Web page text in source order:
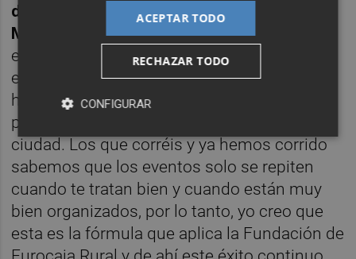
de la JCCM, Francisco José Armenta
Menéndez
, significó la amplia trayectoria de
esta prueba que alcanza su undécima
edición, "lo que hace que tengamos que
hacer una lectura inevitablemente positiva,
pues es un evento ya consolidado en la
ciudad. Los que corréis y ya hemos corrido
sabemos que los eventos solo se repiten
cuando te tratan bien y cuando están muy
bien organizados, por lo tanto, yo creo que
esta es la fórmula que aplica la Fundación de
ACEPTAR TODO
RECHAZAR TODO
CONFIGURAR